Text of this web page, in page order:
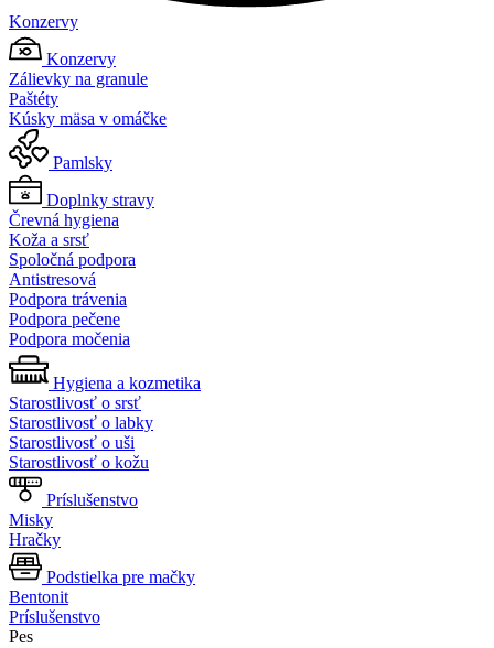
Konzervy
Konzervy
Zálievky na granule
Paštéty
Kúsky mäsa v omáčke
Pamlsky
Doplnky stravy
Črevná hygiena
Koža a srsť
Spoločná podpora
Antistresová
Podpora trávenia
Podpora pečene
Podpora močenia
Hygiena a kozmetika
Starostlivosť o srsť
Starostlivosť o labky
Starostlivosť o uši
Starostlivosť o kožu
Príslušenstvo
Misky
Hračky
Podstielka pre mačky
Bentonit
Príslušenstvo
Pes